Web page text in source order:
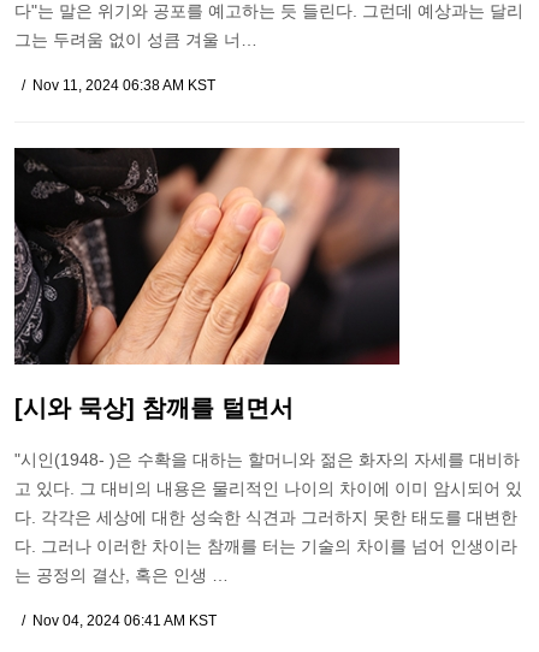
다"는 말은 위기와 공포를 예고하는 듯 들린다. 그런데 예상과는 달리
그는 두려움 없이 성큼 겨울 너…
Nov 11, 2024 06:38 AM KST
[시와 묵상] 참깨를 털면서
"시인(1948- )은 수확을 대하는 할머니와 젊은 화자의 자세를 대비하
고 있다. 그 대비의 내용은 물리적인 나이의 차이에 이미 암시되어 있
다. 각각은 세상에 대한 성숙한 식견과 그러하지 못한 태도를 대변한
다. 그러나 이러한 차이는 참깨를 터는 기술의 차이를 넘어 인생이라
는 공정의 결산, 혹은 인생 …
Nov 04, 2024 06:41 AM KST